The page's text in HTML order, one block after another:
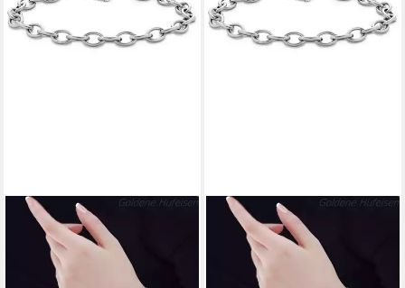
GOLDENE HUFEISEN
Bettelarmband Stabiles
Kinder, Mädchen
Unendlichkeit Armband
GOLDENE HUFEISEN
Bettelarmband Stabiles
Kinder, Mädchen
Unendlichkeit Armband